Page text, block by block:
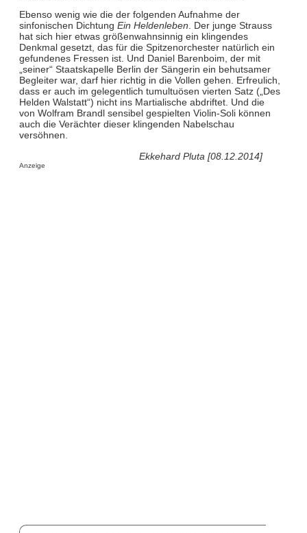
Ebenso wenig wie die der folgenden Aufnahme der
sinfonischen Dichtung Ein Heldenleben . Der junge Strauss
hat sich hier etwas größenwahnsinnig ein klingendes
Denkmal gesetzt, das für die Spitzenorchester natürlich ein
gefundenes Fressen ist. Und Daniel Barenboim, der mit
„seiner“ Staatskapelle Berlin der Sängerin ein behutsamer
Begleiter war, darf hier richtig in die Vollen gehen. Erfreulich,
dass er auch im gelegentlich tumultuösen vierten Satz („Des
Helden Walstatt“) nicht ins Martialische abdriftet. Und die
von Wolfram Brandl sensibel gespielten Violin-Soli können
auch die Verächter dieser klingenden Nabelschau
versöhnen.
Ekkehard Pluta [08.12.2014]
Anzeige